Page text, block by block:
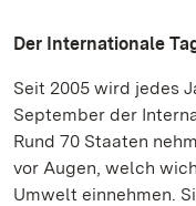
Der Internationale
Seit 2005 wird jedes
September der
Rund 70 Staaten
vor Augen, welch
Umwelt einnehmen.